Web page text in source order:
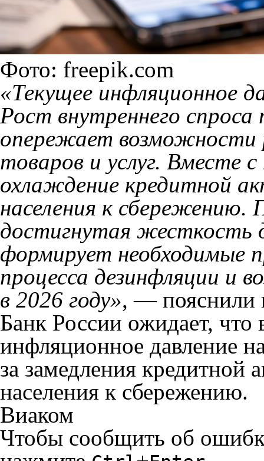
Фото: freepik.com
«Текущее инфляционное
Рост внутреннего
опережает возможности
товаров и услуг. Вместе
охлаждение кредитной
населения к сбережению.
достигнутая жесткость
формирует необходимые
процесса дезинфляции и
в 2026 году», — пояснили
Банк России ожидает,
инфляционное давление
за замедления кредитной
населения к сбережению.
Виаком
Чтобы сообщить об